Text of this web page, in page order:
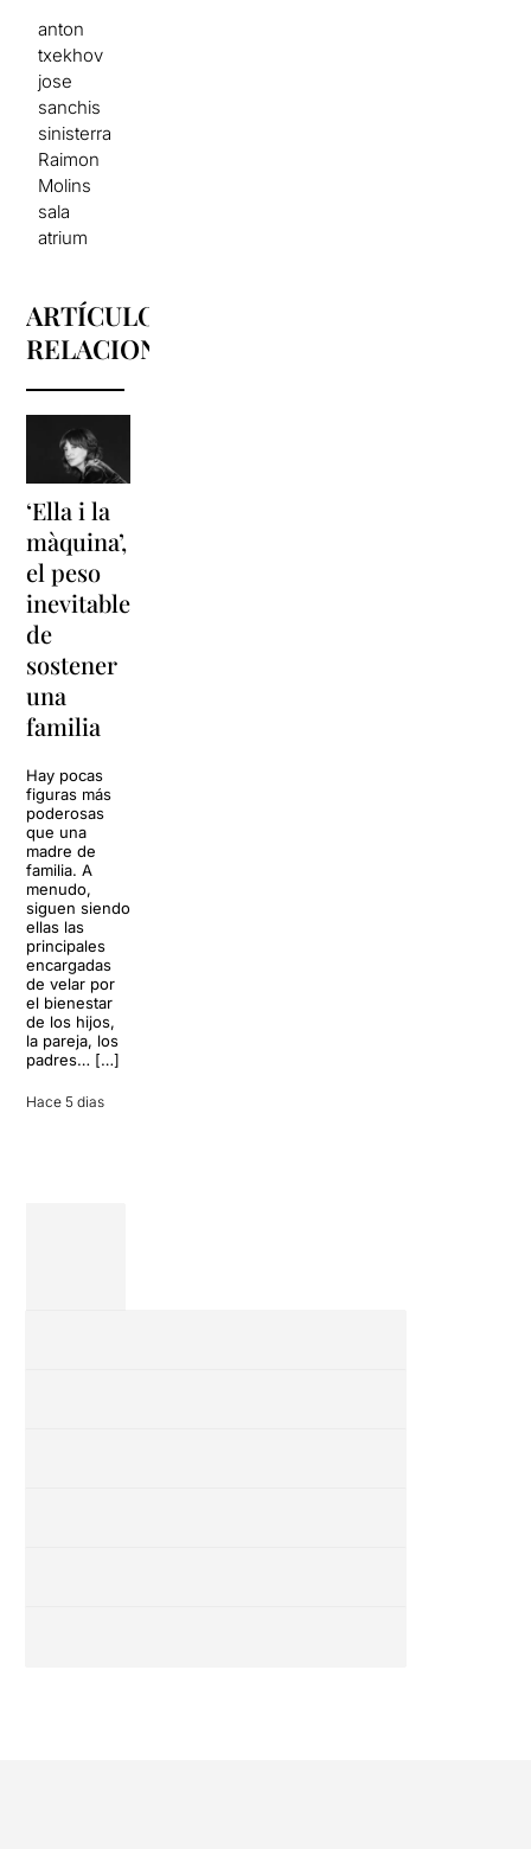
anton
txekhov
jose
sanchis
sinisterra
Raimon
Molins
sala
atrium
ARTÍCULOS
RELACIONADOS
‘Ella i la
màquina’,
el peso
inevitable
de
sostener
una
familia
Hay pocas
figuras más
poderosas
que una
madre de
familia. A
menudo,
siguen siendo
ellas las
principales
encargadas
de velar por
el bienestar
de los hijos,
la pareja, los
padres… […]
Hace 5 dias